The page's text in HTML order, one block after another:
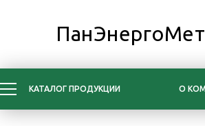
ПанЭнергоМет
КАТАЛОГ ПРОДУКЦИИ О